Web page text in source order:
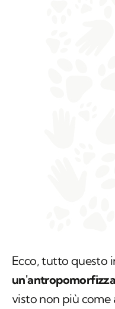
Ecco, tutto questo
visto non più come